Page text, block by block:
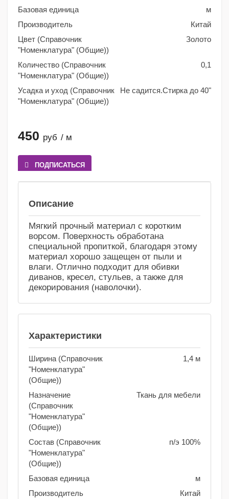
Базовая единица
м
Производитель
Китай
Цвет (Справочник
"Номенклатура" (Общие))
Золото
Количество (Справочник
"Номенклатура" (Общие))
0,1
Усадка и уход (Справочник
"Номенклатура" (Общие))
Не садится.Стирка до 40"
450 руб / м
ПОДПИСАТЬСЯ
Описание
Мягкий прочный материал с коротким
ворсом. Поверхность обработана
специальной пропиткой, благодаря этому
материал хорошо защещен от пыли и
влаги. Отлично подходит для обивки
диванов, кресел, стульев, а также для
декорирования (наволочки).
Характеристики
Ширина (Справочник
"Номенклатура"
(Общие))
1,4 м
Назначение
(Справочник
"Номенклатура"
(Общие))
Ткань для мебели
Состав (Справочник
"Номенклатура"
(Общие))
п/э 100%
Базовая единица
м
Производитель
Китай